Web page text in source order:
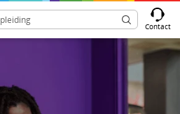
Contact